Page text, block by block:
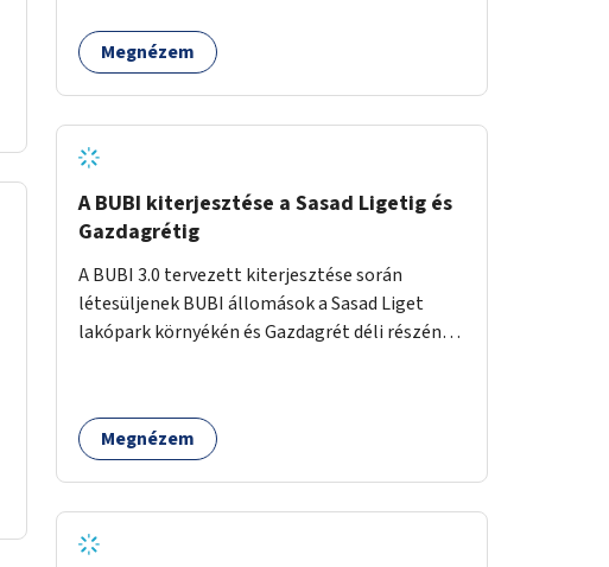
alkalmas lenne egy nagy biodiverzitású hosszú
kert kialakítására, több szintű növényzettel,
Megnézem
A BUBI kiterjesztése a Sasad Ligetig és
Gazdagrétig
A BUBI 3.0 tervezett kiterjesztése során
létesüljenek BUBI állomások a Sasad Liget
lakópark környékén és Gazdagrét déli részén
Megnézem